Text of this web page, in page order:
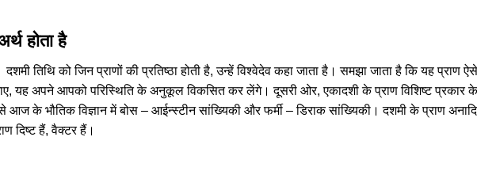
होता है
तिथि को जिन प्राणों की प्रतिष्ठा होती है, उन्हें विश्वेदेव कहा जाता है। समझा जाता है कि यह प्राण
यह अपने आपको परिस्थिति के अनुकूल विकसित कर लेंगे। दूसरी ओर, एकादशी के प्राण विशिष्ट प्रकार के
आज के भौतिक विज्ञान में बोस – आईन्स्टीन सांख्यिकी और फर्मी – डिराक सांख्यिकी। दशमी के प्राण
दिष्ट हैं, वैक्टर हैं।